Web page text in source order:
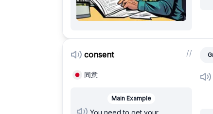
consent //
同意
Main Example
You need to get your